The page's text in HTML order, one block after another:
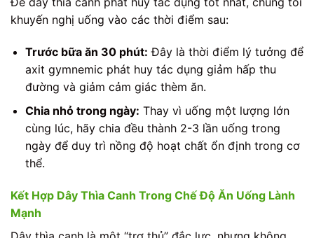
khuyến nghị uống vào các thời điểm sau:
Trước bữa ăn 30 phút: Đây là thời điểm lý tưởng để
axit gymnemic phát huy tác dụng giảm hấp thu
đường và giảm cảm giác thèm ăn.
Chia nhỏ trong ngày: Thay vì uống một lượng lớn
cùng lúc, hãy chia đều thành 2-3 lần uống trong
ngày để duy trì nồng độ hoạt chất ổn định trong cơ
thể.
Kết Hợp Dây Thìa Canh Trong Chế Độ Ăn Uống Lành
Mạnh